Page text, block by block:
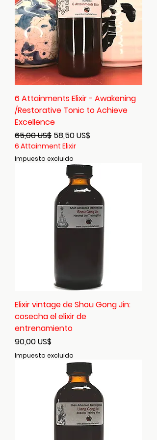
6 Attainments Elixir - Awakening
/Restorative Tonic to Achieve
Excellence
Precio
65,00 US$ Precio de oferta
58,50 US$
6 Attainment Elixir
Impuesto excluido
Elixir vintage de Shou Gong Jin:
cosecha el elixir de
entrenamiento
Precio
90,00 US$
Impuesto excluido